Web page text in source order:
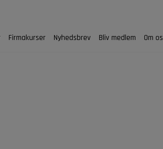
Firmakurser Nyhedsbrev Bliv medlem Om os